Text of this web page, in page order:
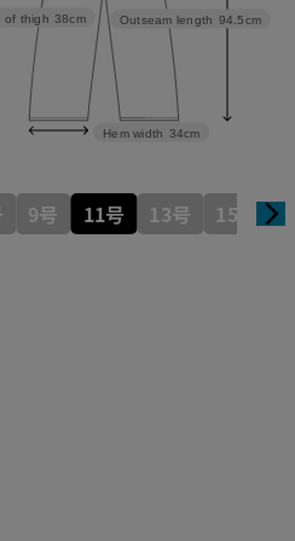
Outseam length 94.5cm
Hem width 34cm
of thigh 38cm
9号 11号 13号 15号